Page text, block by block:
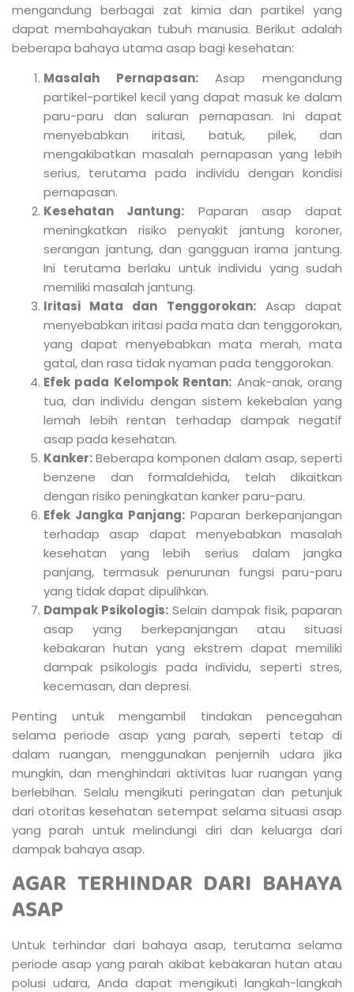
mengandung berbagai zat kimia dan partikel yang
dapat membahayakan tubuh manusia. Berikut adalah
beberapa bahaya utama asap bagi kesehatan:
Masalah Pernapasan:Asap mengandung
partikel-partikel kecil yang dapat masuk ke dalam
paru-paru dan saluran pernapasan. Ini dapat
menyebabkan iritasi, batuk, pilek, dan
mengakibatkan masalah pernapasan yang lebih
serius, terutama pada individu dengan kondisi
pernapasan.
Kesehatan Jantung: Paparan asap dapat
meningkatkan risiko penyakit jantung koroner,
serangan jantung, dan gangguan irama jantung.
Ini terutama berlaku untuk individu yang sudah
memiliki masalah jantung.
Iritasi Mata dan Tenggorokan:Asap dapat
menyebabkan iritasi pada mata dan tenggorokan,
yang dapat menyebabkan mata merah, mata
gatal, dan rasa tidak nyaman pada tenggorokan.
Efek pada Kelompok Rentan: Anak-anak, orang
tua, dan individu dengan sistem kekebalan yang
lemah lebih rentan terhadap dampak negatif
asap pada kesehatan.
Kanker:Beberapa komponen dalam asap, seperti
benzene dan formaldehida, telah dikaitkan
dengan risiko peningkatan kanker paru-paru.
Efek Jangka Panjang: Paparan berkepanjangan
terhadap asap dapat menyebabkan masalah
kesehatan yang lebih serius dalam jangka
panjang, termasuk penurunan fungsi paru-paru
yang tidak dapat dipulihkan.
Dampak Psikologis: Selain dampak fisik, paparan
asap yang berkepanjangan atau situasi
kebakaran hutan yang ekstrem dapat memiliki
dampak psikologis pada individu, seperti stres,
kecemasan, dan depresi.
Penting untuk mengambil tindakan pencegahan
selama periode asap yang parah, seperti tetap di
dalam ruangan, menggunakan penjernih udara jika
mungkin, dan menghindari aktivitas luar ruangan yang
berlebihan. Selalu mengikuti peringatan dan petunjuk
dari otoritas kesehatan setempat selama situasi asap
yang parah untuk melindungi diri dan keluarga dari
dampak bahaya asap.
AGAR TERHINDAR DARI BAHAYA
ASAP
Untuk terhindar dari bahaya asap, terutama selama
periode asap yang parah akibat kebakaran hutan atau
polusi udara, Anda dapat mengikuti langkah-langkah